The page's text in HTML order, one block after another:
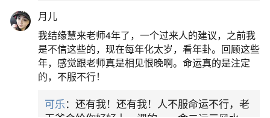
辟邪、镇堂护法等职责，其能力与地位在仙家中较
为突出。1.指引姻缘与情感干预狐仙被视为姻缘领
域的权威，能通过托梦、感应或直接显化等方式，
洞察男女缘分纠葛。对于情路坎坷、姻缘受阻者，
狐仙可提供方向指引，甚至直接促成良缘。其能力
源于对人性情感的深刻理解，能精准判断缘分深浅
月儿
我结缘慧来老师4年了，一个过来人的建议，之前我
是不信这些的，现在每年化太岁，看年卦。回顾这些
年，感觉跟老师真是相见恨晚啊。命运真的是注定
的，不服不行！
可乐：还有我！还有我！人不服命运不行，老